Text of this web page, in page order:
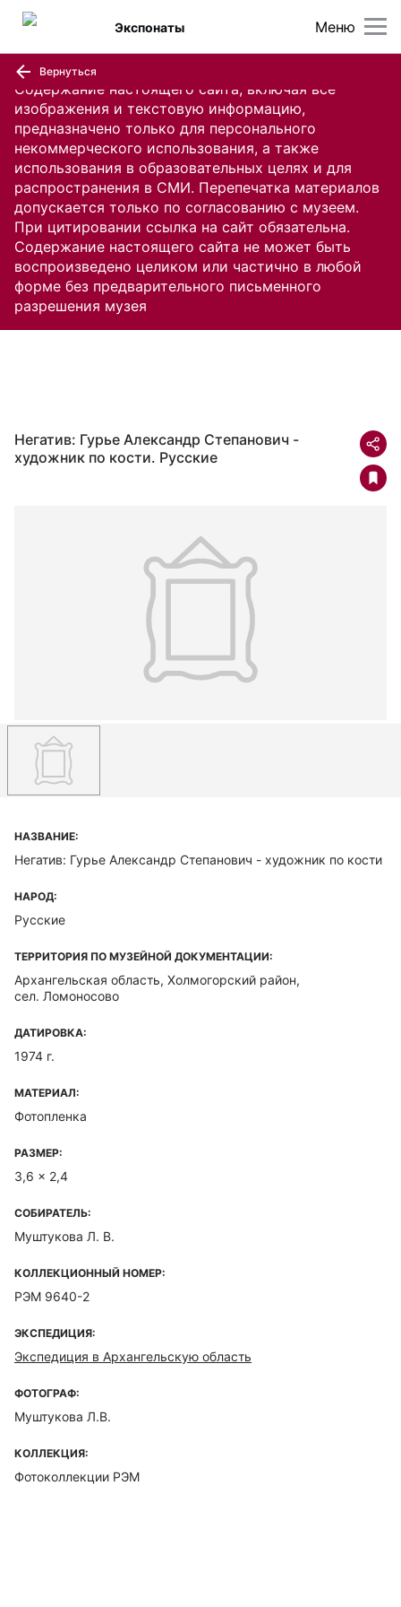
Содержание настоящего сайта, включая все
изображения и текстовую информацию,
предназначено только для персонального
некоммерческого использования, а также
использования в образовательных целях и для
распространения в СМИ. Перепечатка материалов
допускается только по согласованию с музеем.
При цитировании ссылка на сайт обязательна.
Содержание настоящего сайта не может быть
воспроизведено целиком или частично в любой
форме без предварительного письменного
разрешения музея
Меню
Экспонаты
Вернуться
Негатив: Гурье Александр Степанович -
художник по кости. Русские
НАЗВАНИЕ:
Негатив: Гурье Александр Степанович - художник по кости
НАРОД:
Русские
ТЕРРИТОРИЯ ПО МУЗЕЙНОЙ ДОКУМЕНТАЦИИ:
Архангельская область, Холмогорский район,
сел. Ломоносово
ДАТИРОВКА:
1974 г.
МАТЕРИАЛ:
Фотопленка
РАЗМЕР:
3,6 x 2,4
СОБИРАТЕЛЬ:
Муштукова Л. В.
КОЛЛЕКЦИОННЫЙ НОМЕР:
РЭМ 9640-2
ЭКСПЕДИЦИЯ:
Экспедиция в Архангельскую область
ФОТОГРАФ:
Муштукова Л.В.
КОЛЛЕКЦИЯ:
Фотоколлекции РЭМ